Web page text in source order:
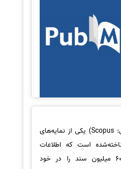
اسکوپوس (به انگلیسی: Scopus) یکی از نمایه‌های
است که اطلاعات
کتاب‌شناختی حدود 60 میلیون سند را در خود